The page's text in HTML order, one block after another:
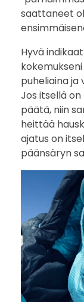
saattaneet
Hyvä
puheliaina ja
Jos itsellä
päätä, niin
heittää
ajatus on
päänsäryn